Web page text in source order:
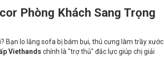
Phòng Khách Sang Trọng
Bạn lo lắng sofa bị bám bụi, thú cưng làm trầy xước
Viethands chính là "trợ thủ" đắc lực giúp chị giải